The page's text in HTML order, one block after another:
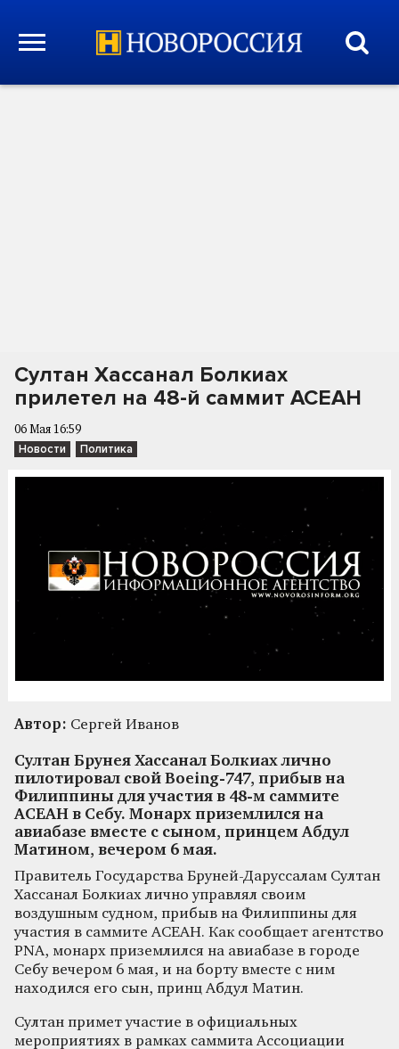
Султан Хассанал Болкиах
прилетел на 48-й саммит АСЕАН
06 Мая 16:59
Новости Политика
Автор: Сергей Иванов
Султан Брунея Хассанал Болкиах лично
пилотировал свой Boeing-747, прибыв на
Филиппины для участия в 48-м саммите
АСЕАН в Себу. Монарх приземлился на
авиабазе вместе с сыном, принцем Абдул
Матином, вечером 6 мая.
Правитель Государства Бруней-Даруссалам Султан
Хассанал Болкиах лично управлял своим
воздушным судном, прибыв на Филиппины для
участия в саммите АСЕАН. Как сообщает агентство
PNA, монарх приземлился на авиабазе в городе
Себу вечером 6 мая, и на борту вместе с ним
находился его сын, принц Абдул Матин.
Султан примет участие в официальных
мероприятиях в рамках саммита Ассоциации